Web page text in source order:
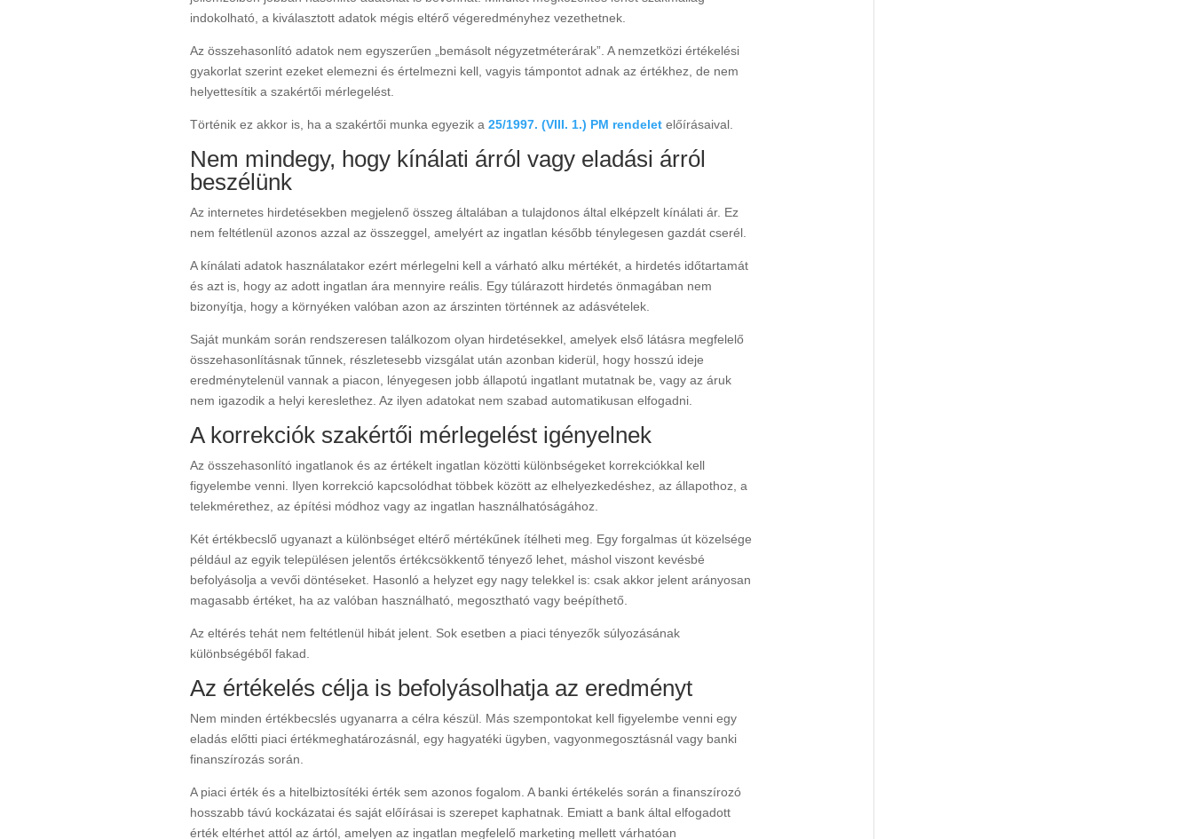
indokolható, a kiválasztott adatok mégis eltérő végeredményhez vezethetnek.
Az összehasonlító adatok nem egyszerűen „bemásolt négyzetméterárak”. A nemzetközi értékelési
gyakorlat szerint ezeket elemezni és értelmezni kell, vagyis támpontot adnak az értékhez, de nem
helyettesítik a szakértői mérlegelést.
Történik ez akkor is, ha a szakértői munka egyezik a 25/1997. (VIII. 1.) PM rendeletelőírásaival.
Nem mindegy, hogy kínálati árról vagy eladási árról
beszélünk
Az internetes hirdetésekben megjelenő összeg általában a tulajdonos által elképzelt kínálati ár. Ez
nem feltétlenül azonos azzal az összeggel, amelyért az ingatlan később ténylegesen gazdát cserél.
A kínálati adatok használatakor ezért mérlegelni kell a várható alku mértékét, a hirdetés időtartamát
és azt is, hogy az adott ingatlan ára mennyire reális. Egy túlárazott hirdetés önmagában nem
bizonyítja, hogy a környéken valóban azon az árszinten történnek az adásvételek.
Saját munkám során rendszeresen találkozom olyan hirdetésekkel, amelyek első látásra megfelelő
összehasonlításnak tűnnek, részletesebb vizsgálat után azonban kiderül, hogy hosszú ideje
eredménytelenül vannak a piacon, lényegesen jobb állapotú ingatlant mutatnak be, vagy az áruk
nem igazodik a helyi kereslethez. Az ilyen adatokat nem szabad automatikusan elfogadni.
A korrekciók szakértői mérlegelést igényelnek
Az összehasonlító ingatlanok és az értékelt ingatlan közötti különbségeket korrekciókkal kell
figyelembe venni. Ilyen korrekció kapcsolódhat többek között az elhelyezkedéshez, az állapothoz, a
telekmérethez, az építési módhoz vagy az ingatlan használhatóságához.
Két értékbecslő ugyanazt a különbséget eltérő mértékűnek ítélheti meg. Egy forgalmas út közelsége
például az egyik településen jelentős értékcsökkentő tényező lehet, máshol viszont kevésbé
befolyásolja a vevői döntéseket. Hasonló a helyzet egy nagy telekkel is: csak akkor jelent arányosan
magasabb értéket, ha az valóban használható, megosztható vagy beépíthető.
Az eltérés tehát nem feltétlenül hibát jelent. Sok esetben a piaci tényezők súlyozásának
különbségéből fakad.
Az értékelés célja is befolyásolhatja az eredményt
Nem minden értékbecslés ugyanarra a célra készül. Más szempontokat kell figyelembe venni egy
eladás előtti piaci értékmeghatározásnál, egy hagyatéki ügyben, vagyonmegosztásnál vagy banki
finanszírozás során.
A piaci érték és a hitelbiztosítéki érték sem azonos fogalom. A banki értékelés során a finanszírozó
hosszabb távú kockázatai és saját előírásai is szerepet kaphatnak. Emiatt a bank által elfogadott
érték eltérhet attól az ártól, amelyen az ingatlan megfelelő marketing mellett várhatóan